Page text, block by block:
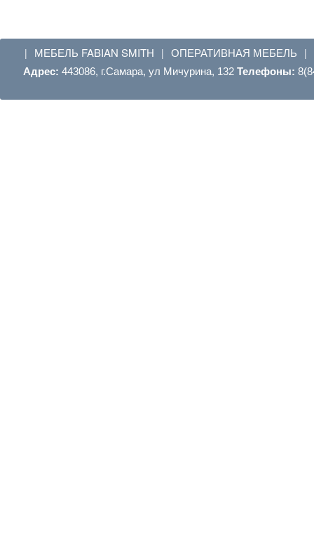
| МЕБЕЛЬ FABIAN SMITH | ОПЕРАТИВНАЯ МЕБЕЛЬ |
Адрес: 443086, г.Самара, ул Мичурина, 132 Телефоны: